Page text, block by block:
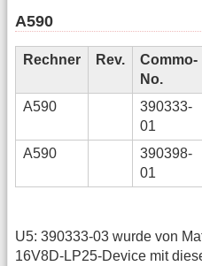
A590
Rechner Rev.
Commo-
No.
A590
390333-
01
A590
390398-
01
U5: 390333-03 wurde von
16V8D-LP25-Device mit